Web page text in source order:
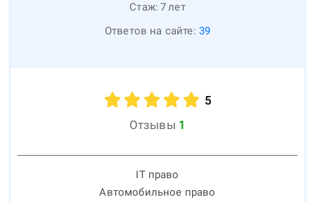
Стаж: 7лет
Ответов на сайте: 39
5
Отзывы 1
IT право
Автомобильное право